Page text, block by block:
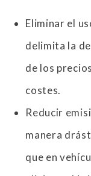
Eliminar el
delimita la
de los
costes.
Reducir
manera
que en